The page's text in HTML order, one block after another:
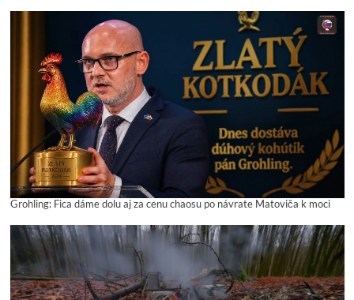
Grohling: Fica dáme dolu aj za cenu chaosu po návrate Matoviča k moci